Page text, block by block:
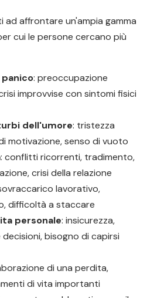
affrontare un'ampia gamma
cui le persone cercano più
: preoccupazione
improvvise con sintomi fisici
dell'umore: tristezza
motivazione, senso di vuoto
: conflitti ricorrenti, tradimento,
crisi della relazione
lavorativo,
difficoltà a staccare
personale: insicurezza,
bisogno di capirsi
di una perdita,
di vita importanti